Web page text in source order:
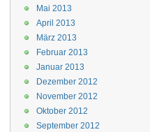
Mai 2013
April 2013
März 2013
Februar 2013
Januar 2013
Dezember 2012
November 2012
Oktober 2012
September 2012